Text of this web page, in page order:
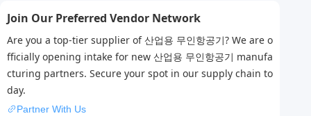
산업용무인항공기,드론시장,기술분석, wholesale 산업
용 무인항공기, XOOBAY
산업용 무인항공기의 최신 동향과 기술 분석, 응용사례 및 시장 전망을
담은 전문 SEO 설명으로 구글 검색 노출을 강화합니다.
Join Our Preferred Vendor Network
Are you a top-tier supplier of 산업용 무인항공기? We are o
fficially opening intake for new 산업용 무인항공기 manufa
cturing partners. Secure your spot in our supply chain to
day.
Partner With Us